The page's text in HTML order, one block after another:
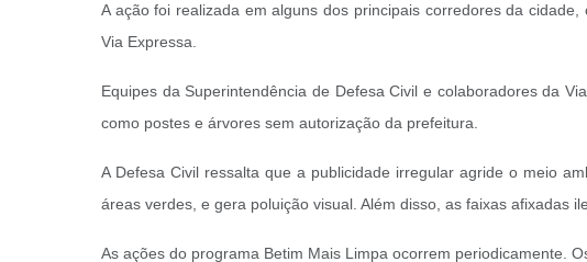
A ação foi realizada em alguns dos principais corredores da
Via Expressa.
Equipes da Superintendência de Defesa Civil e colaboradores da
como postes e árvores sem autorização da prefeitura.
A Defesa Civil ressalta que a publicidade irregular agride o meio
áreas verdes, e gera poluição visual. Além disso, as faixas afixadas
As ações do programa Betim Mais Limpa ocorrem periodicamente.